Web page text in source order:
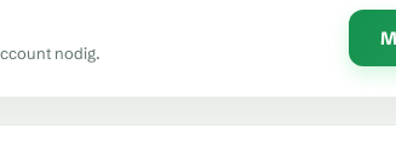
nodig.